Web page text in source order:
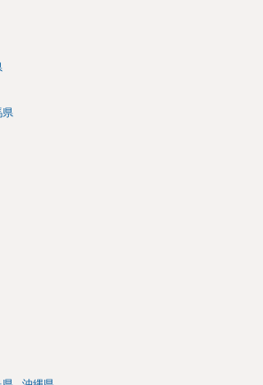
ない」ことを双方が誓約することになります。
ご事情をお伺いすればより適切な回答ができる
、お早めにご相談されることをお勧めいたしま
県